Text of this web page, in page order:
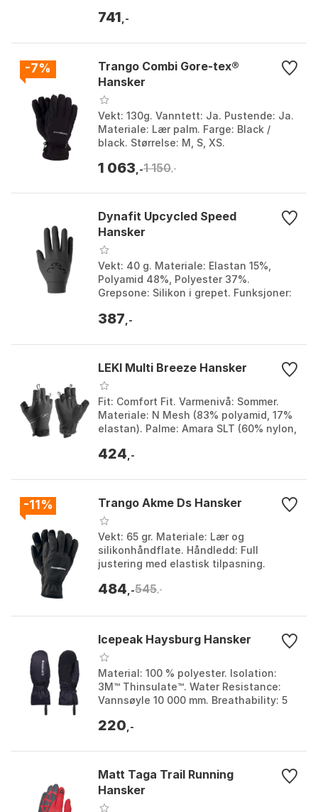
Størrelse: 1, 2, 3, 4....
741 ,-
-7%
Trango Combi Gore-tex®
Hansker
Vekt: 130g. Vanntett: Ja. Pustende: Ja.
Materiale: Lær palm. Farge: Black /
black. Størrelse: M, S, XS.
1 063 ,-1 150 ,-
Dynafit Upcycled Speed
Hansker
Vekt: 40 g. Materiale: Elastan 15%,
Polyamid 48%, Polyester 37%.
Grepsone: Silikon i grepet. Funksjoner:
Pustende. Farge: Beet red...
387 ,-
LEKI Multi Breeze Hansker
Fit: Comfort Fit. Varmenivå: Sommer.
Materiale: N Mesh (83% polyamid, 17%
elastan). Palme: Amara SLT (60% nylon,
Størrelse: 10, 8...
424 ,-
-11% Trango Akme Ds Hansker
Vekt: 65 gr. Materiale: Lær og
silikonhåndflate. Håndledd: Full
justering med elastisk tilpasning.
membran med termisk isolasjon...
484 ,-545,-
Icepeak Haysburg Hansker
Material: 100 % polyester. Isolation:
3M™ Thinsulate™. Water Resistance:
Vannsøyle 10 000 mm. Breathability: 5
XS.
220 ,-
Matt Taga Trail Running
Hansker